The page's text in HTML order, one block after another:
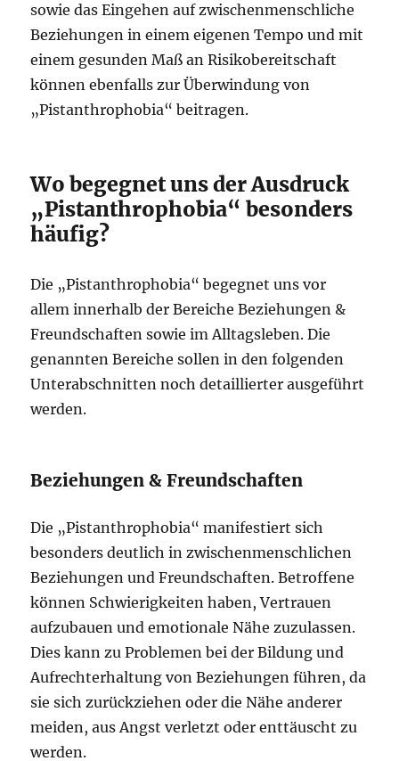
sowie das Eingehen auf zwischenmenschliche
Beziehungen in einem eigenen Tempo und mit
einem gesunden Maß an Risikobereitschaft
können ebenfalls zur Überwindung von
„Pistanthrophobia“ beitragen.
Wo begegnet uns der Ausdruck
„Pistanthrophobia“ besonders
häufig?
Die „Pistanthrophobia“ begegnet uns vor
allem innerhalb der Bereiche Beziehungen &
Freundschaften sowie im Alltagsleben. Die
genannten Bereiche sollen in den folgenden
Unterabschnitten noch detaillierter ausgeführt
werden.
Beziehungen & Freundschaften
Die „Pistanthrophobia“ manifestiert sich
besonders deutlich in zwischenmenschlichen
Beziehungen und Freundschaften. Betroffene
können Schwierigkeiten haben, Vertrauen
aufzubauen und emotionale Nähe zuzulassen.
Dies kann zu Problemen bei der Bildung und
Aufrechterhaltung von Beziehungen führen, da
sie sich zurückziehen oder die Nähe anderer
meiden, aus Angst verletzt oder enttäuscht zu
werden.